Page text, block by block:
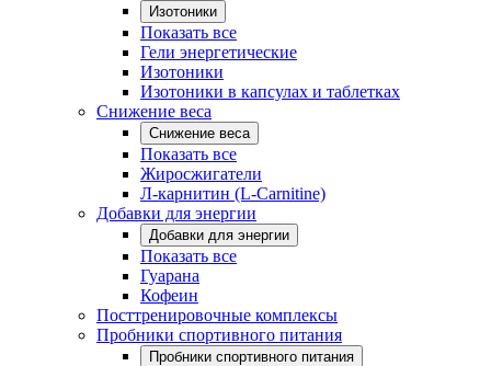
Изотоники
Показать все
Гели энергетические
Изотоники
Изотоники в капсулах и таблетках
Снижение веса
Снижение веса
Показать все
Жиросжигатели
Л-карнитин (L-Carnitine)
Добавки для энергии
Добавки для энергии
Показать все
Гуарана
Кофеин
Посттренировочные комплексы
Пробники спортивного питания
Пробники спортивного питания